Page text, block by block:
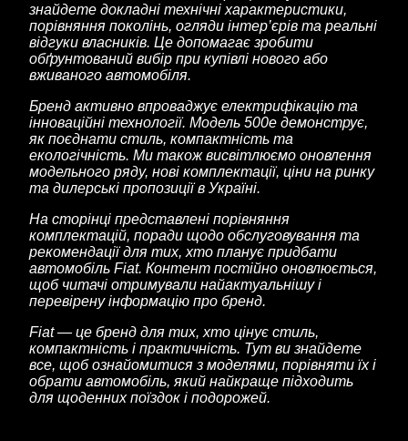
знайдете докладні технічні характеристики,
порівняння поколінь, огляди інтер’єрів та реальні
відгуки власників. Це допомагає зробити
обґрунтований вибір при купівлі нового або
вживаного автомобіля.
Бренд активно впроваджує електрифікацію та
інноваційні технології. Модель 500e демонструє,
як поєднати стиль, компактність та
екологічність. Ми також висвітлюємо оновлення
модельного ряду, нові комплектації, ціни на ринку
та дилерські пропозиції в Україні.
На сторінці представлені порівняння
комплектацій, поради щодо обслуговування та
рекомендації для тих, хто планує придбати
автомобіль Fiat. Контент постійно оновлюється,
щоб читачі отримували найактуальнішу і
перевірену інформацію про бренд.
Fiat — це бренд для тих, хто цінує стиль,
компактність і практичність. Тут ви знайдете
все, щоб ознайомитися з моделями, порівняти їх і
обрати автомобіль, який найкраще підходить
для щоденних поїздок і подорожей.